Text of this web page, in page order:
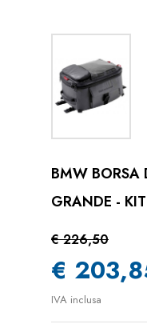
BMW BORSA
GRANDE -
€ 226,50
€
IVA inclusa